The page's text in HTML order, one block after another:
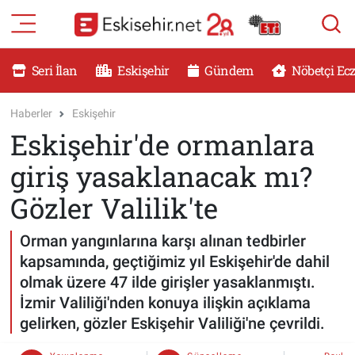
Seri İlan Eskişehir Gündem Nöbetçi
Haberler Eskişehir
Eskişehir'de ormanlara
giriş yasaklanacak mı?
Gözler Valilik'te
Orman yangınlarına karşı alınan tedbirler
kapsamında, geçtiğimiz yıl Eskişehir'de dahil
olmak üzere 47 ilde girişler yasaklanmıştı.
İzmir Valiliği'nden konuya ilişkin açıklama
gelirken, gözler Eskişehir Valiliği'ne çevrildi.
RESMİ İLANLAR
DÜNYA
SAĞLIK
MAGAZİN
KADIN
TEKNOLOJİ
Eskişehir Nöbetçi Eczaneler
Eskişehir Namaz Vakitleri
Eskişehir Trafik Yoğunluk Haritası
Süper Lig Puan Durumu ve Fikstür
Tüm Manşetler
Son Dakika Haberleri